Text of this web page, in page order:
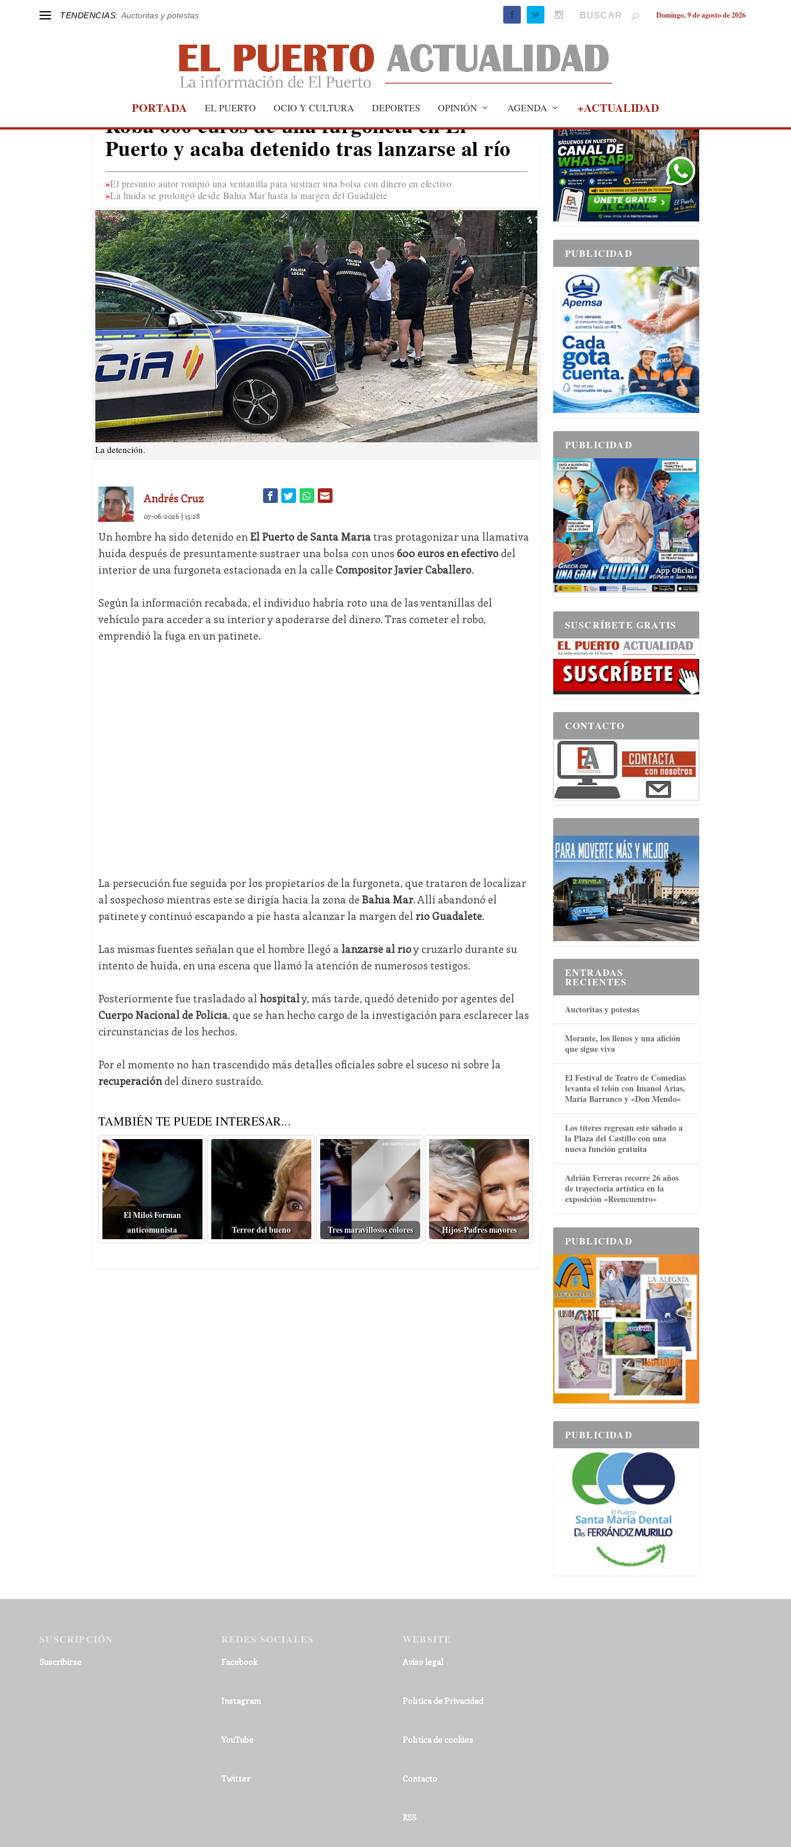
TENDENCIAS: Auctoritas y potestas Domingo, 9 de agosto de 2026
PORTADA EL PUERTO OCIO Y CULTURA DEPORTES OPINIÓN AGENDA +ACTUALIDAD
EL PUERTO
Roba 600 euros de una furgoneta en El
Puerto y acaba detenido tras lanzarse al río
El presunto autor rompió una ventanilla para sustraer una bolsa con dinero en efectivo
La huida se prolongó desde Bahía Mar hasta la margen del Guadalete
La detención.
Andrés Cruz
07-06-2026 | 15:28
Un hombre ha sido detenido enEl Puerto de Santa Maríatras protagonizar una llamativa
huida después de presuntamente sustraer una bolsa con unos 600 euros en efectivodel
interior de una furgoneta estacionada en la calle Compositor Javier Caballero.
Según la información recabada, el individuo habría roto una de las ventanillas del
vehículo para acceder a su interior y apoderarse del dinero. Tras cometer el robo,
emprendió la fuga en un patinete.
La persecución fue seguida por los propietarios de la furgoneta, que trataron de localizar
al sospechoso mientras este se dirigía hacia la zona de Bahía Mar. Allí abandonó el
patinete y continuó escapando a pie hasta alcanzar la margen del río Guadalete.
Las mismas fuentes señalan que el hombre llegó a lanzarse al ríoy cruzarlo durante su
intento de huida, en una escena que llamó la atención de numerosos testigos.
Posteriormente fue trasladado al hospitaly, más tarde, quedó detenido por agentes del
Cuerpo Nacional de Policía, que se han hecho cargo de la investigación para esclarecer las
circunstancias de los hechos.
Por el momento no han trascendido más detalles oficiales sobre el suceso ni sobre la
recuperacióndel dinero sustraído.
TAMBIÉN TE PUEDE INTERESAR...
El Miloš Forman
anticomunista
Terror del bueno Tres maravillosos colores Hijos-Padres mayores
PUBLICIDAD
PUBLICIDAD
PUBLICIDAD
SUSCRÍBETE GRATIS
CONTACTO
ENTRADAS
RECIENTES
Auctoritas y potestas
Morante, los llenos y una afición
que sigue viva
El Festival de Teatro de Comedias
levanta el telón con Imanol Arias,
María Barranco y «Don Mendo»
Los títeres regresan este sábado a
la Plaza del Castillo con una
nueva función gratuita
Adrián Ferreras recorre 26 años
de trayectoria artística en la
exposición «Reencuentro»
PUBLICIDAD
PUBLICIDAD
SUSCRIPCIÓN
Suscribirse
REDES SOCIALES
Facebook
Instagram
YouTube
Twitter
WEBSITE
Aviso legal
Política de Privacidad
Política de cookies
Contacto
RSS